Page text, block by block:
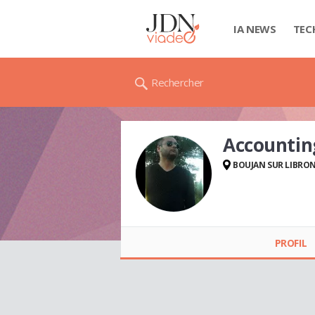
IA NEWS
Rechercher
BOUJAN SUR LIBRON
PROFIL